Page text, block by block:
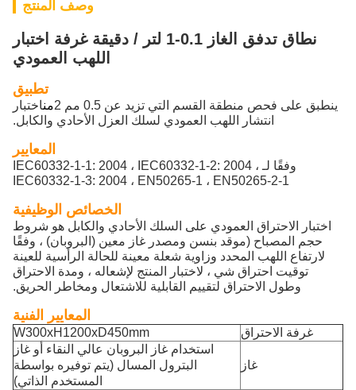
وصف المنتج
نطاق تدفق الغاز 0.1-1 لتر / دقيقة غرفة اختبار
اللهب العمودي
تطبيق
ينطبق على فحص منطقة القسم التي تزيد عن 0.5 مم 2 مناختبار
انتشار اللهب العمودي لسلك العزل الأحادي والكابل.
المعايير
وفقًا لـ IEC60332-1-1: 2004 ، IEC60332-1-2: 2004 ،
IEC60332-1-3: 2004 ، EN50265-1 ، EN50265-2-1
الخصائص الوظيفية
اختبار الاحتراق العمودي على السلك الأحادي والكابل هو شروط
حجم المصباح (موقد بنسن ومصدر غاز معين (البروبان) ، وفقًا
لارتفاع اللهب المحدد وزاوية شعلة معينة للحالة الرأسية للعينة
توقيت احتراق شي ، لاختبار المنتج لإشعاله ، ومدة الاحتراق
وطول الاحتراق لتقييم القابلية للاشتعال ومخاطر الحريق.
المعايير الفنية
غرفة الاحتراق W300xH1200xD450mm
غاز
استخدام غاز البروبان عالي النقاء أو غاز
البترول المسال (يتم توفيره بواسطة
المستخدم الذاتي)